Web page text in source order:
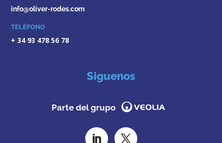
info@oliver-rodes.com
TELÉFONO
+ 34 93 478 56 78
Siguenos
Parte del grupo